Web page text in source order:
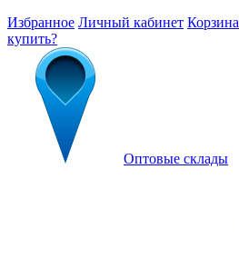
Избранное Личный кабинет Корзина
купить?
Оптовые склады